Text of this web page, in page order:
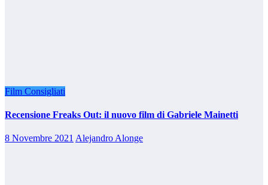
Film Consigliati
Recensione Freaks Out: il nuovo film di Gabriele Mainetti
8 Novembre 2021 Alejandro Alonge